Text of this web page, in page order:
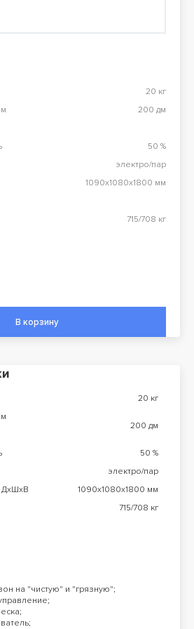
20 кг
200 дм
50 %
электро/пар
1090х1080х1800 мм
715/708 кг
В корзину
20 кг
200 дм
50 %
электро/пар
ДхШхВ
1090х1080х1800 мм
715/708 кг
на "чистую" и "грязную";